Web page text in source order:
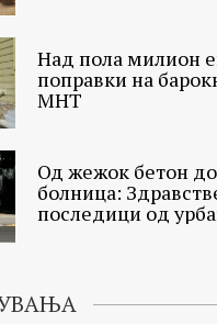
Над пола милион
поправки на
МНТ
Од жежок бетон до
болница:
последици од